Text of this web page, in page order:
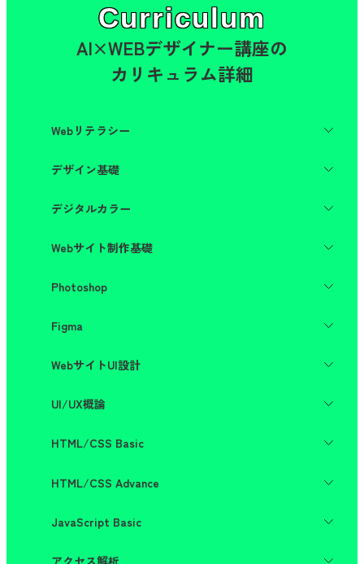
AI×WEBデザイナー講座の
カリキュラム詳細
Curriculum
Webリテラシー
コンピューターについて
ネットワーク
マルチメディアの扱い これからのWeb
デザイン基礎
デザインとは何か
デザインの4原則
スクリーンでのデザイン
デジタルカラー
色彩の基礎
イメージと配色
Webサイト制作基礎
Webサイトについて知ろう
Webサイトの設計
Webデザイナーが知っておきたいこと
Photoshop
写真を補正しよう
写真の一部を選択して補正しよう
ポストカードを作ろう
連携-
Figma
Figmaの基本
オブジェクトの描画と編集
UIパーツの作成
スマートフォン版下層ページの作成
WebサイトUI設計
UI/UXの概念とユーザー視点
情報設計とワイヤーフレーム
UIデザインの原則とプロトタイピングの改善
UI/UX概論
UIデザインの原則と実践基礎
デザインの評価・検証と改善
HTML/CSS Basic
HTMLの基本①
HTMLの基本②
さまざまなデザイン表現
HTML/CSS Advance
レイアウト手法
JavaScript Basic
JavaScriptの基本
アクセス解析